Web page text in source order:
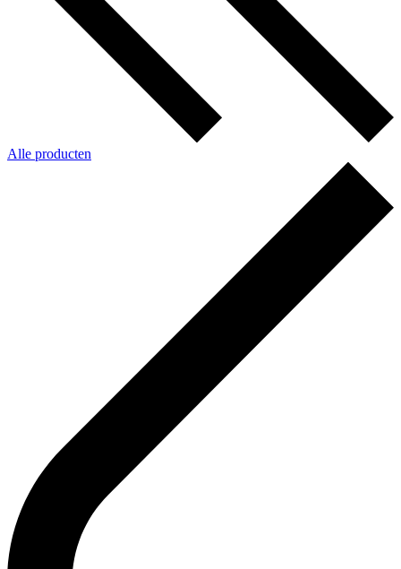
Alle producten